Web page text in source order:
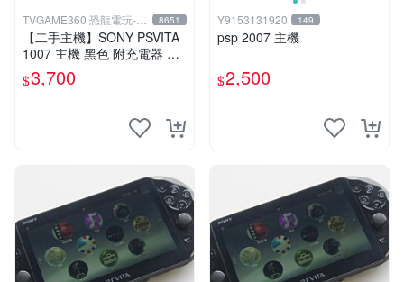
TVGAME360 恐龍電玩-台
中店
8651
【二手主機】SONY PSVITA
1007 主機 黑色 附充電器 US
B傳輸線 PS VITA PSV【台中
恐龍電玩】
$3,700
Y9153131920 149
psp 2007 主機
$2,500